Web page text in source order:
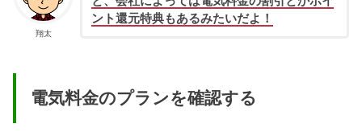
翔太
ント還元特典もあるみたいだよ！
電気料金のプランを確認する